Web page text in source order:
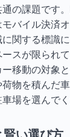
の課題です
バイル決済
関する標識
スが限られ
移動の対象
物を積んだ
場を選んでく